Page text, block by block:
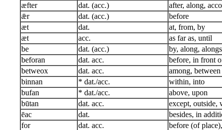
æfter
dat. (acc.)
after, along,
ǣr
dat. (acc.)
before
æt
dat.
at, from, by
æt
acc.
as far as, until
be
dat. (acc.)
by, along,
beforan
dat. acc.
before, in front
betweox
dat. acc.
among, between
binnan
* dat./acc.
within, into
bufan
* dat./acc.
above, upon
būtan
dat. acc.
except, outside,
ēac
dat.
besides, in
for
dat. acc.
before (of